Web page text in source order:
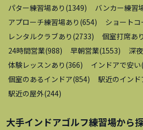
パター練習場あり (1349) バンカー練習
アプローチ練習場あり (654) ショートコ
レンタルクラブあり (2733) 個室打席あり
24時間営業(988) 早朝営業(1553) 深
体験レッスンあり (366) インドアで安い(
個室のあるインドア(854) 駅近のインド
駅近の屋外(244)
大手インドアゴルフ練習場から